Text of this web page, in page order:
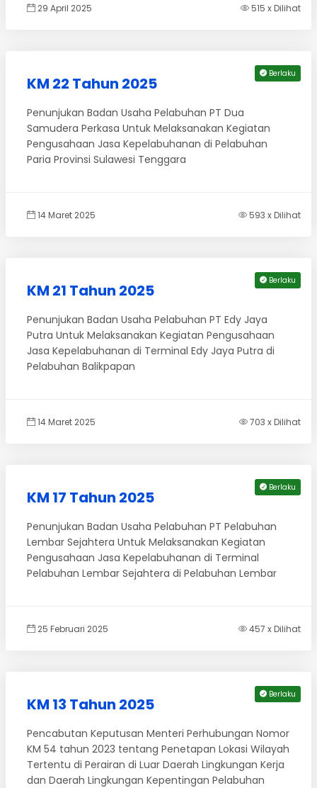
29 April 2025 515 x Dilihat
Berlaku
KM 22 Tahun 2025
Penunjukan Badan Usaha Pelabuhan PT Dua
Samudera Perkasa Untuk Melaksanakan Kegiatan
Pengusahaan Jasa Kepelabuhanan di Pelabuhan
Paria Provinsi Sulawesi Tenggara
14 Maret 2025 593 x Dilihat
Berlaku
KM 21 Tahun 2025
Penunjukan Badan Usaha Pelabuhan PT Edy Jaya
Putra Untuk Melaksanakan Kegiatan Pengusahaan
Jasa Kepelabuhanan di Terminal Edy Jaya Putra di
Pelabuhan Balikpapan
14 Maret 2025 703 x Dilihat
Berlaku
KM 17 Tahun 2025
Penunjukan Badan Usaha Pelabuhan PT Pelabuhan
Lembar Sejahtera Untuk Melaksanakan Kegiatan
Pengusahaan Jasa Kepelabuhanan di Terminal
Pelabuhan Lembar Sejahtera di Pelabuhan Lembar
25 Februari 2025 457 x Dilihat
Berlaku
KM 13 Tahun 2025
Pencabutan Keputusan Menteri Perhubungan Nomor
KM 54 tahun 2023 tentang Penetapan Lokasi Wilayah
Tertentu di Perairan di Luar Daerah Lingkungan Kerja
dan Daerah Lingkungan Kepentingan Pelabuhan